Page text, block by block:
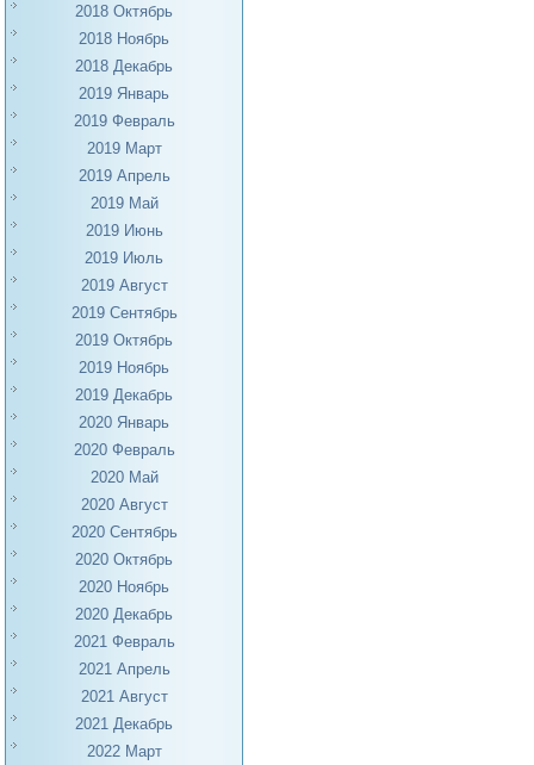
2018 Октябрь
2018 Ноябрь
2018 Декабрь
2019 Январь
2019 Февраль
2019 Март
2019 Апрель
2019 Май
2019 Июнь
2019 Июль
2019 Август
2019 Сентябрь
2019 Октябрь
2019 Ноябрь
2019 Декабрь
2020 Январь
2020 Февраль
2020 Май
2020 Август
2020 Сентябрь
2020 Октябрь
2020 Ноябрь
2020 Декабрь
2021 Февраль
2021 Апрель
2021 Август
2021 Декабрь
2022 Март